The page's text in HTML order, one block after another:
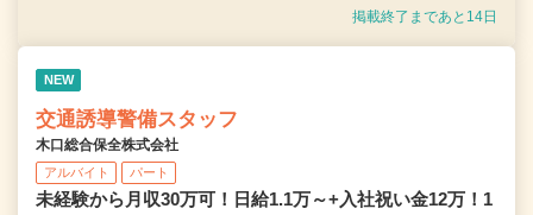
掲載終了まであと14日
NEW
交通誘導警備スタッフ
木口総合保全株式会社
アルバイト パート
未経験から月収30万可！日給1.1万～+入社祝い金12万！1